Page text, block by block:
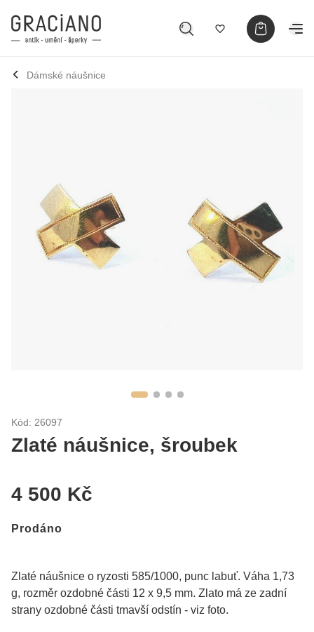
Dámské náušnice
Kód: 26097
Zlaté náušnice, šroubek
4 500 Kč
Prodáno
Zlaté náušnice o ryzosti 585/1000, punc labuť. Váha 1,73
g, rozměr ozdobné části 12 x 9,5 mm. Zlato má ze zadní
strany ozdobné části tmavší odstín - viz foto.